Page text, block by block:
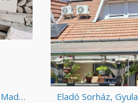
Eladó ház Budapest 17. ker., Madárdomb Eladó Sorház, Gyula